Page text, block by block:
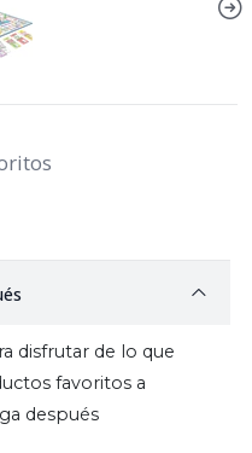
disfrutar de lo que
favoritos a
después